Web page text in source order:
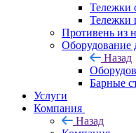
Тележки
Тележки
Противень из
Оборудование
Назад
Барные
Услуги
Компания
Назад